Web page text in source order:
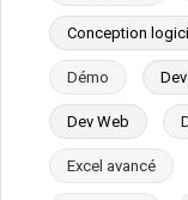
Conception
Démo
Dev Web
Excel avancé